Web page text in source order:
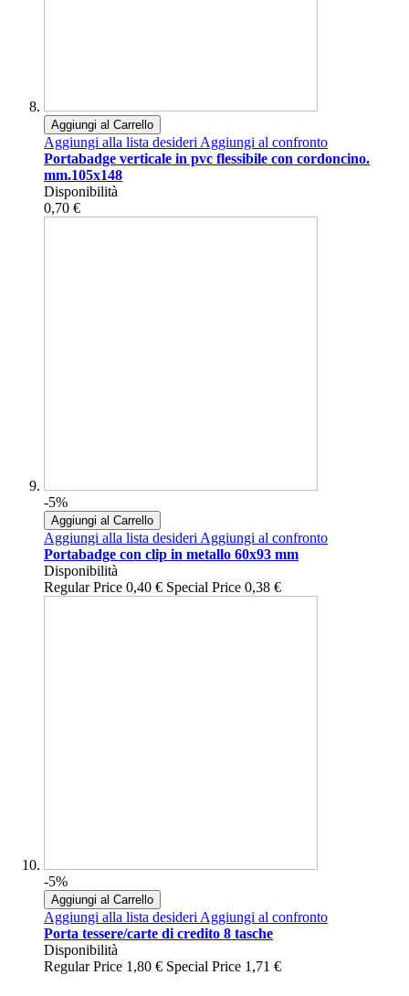
Aggiungi al Carrello
Aggiungi alla lista desideriAggiungi al confronto
Portabadge verticale in pvc flessibile con cordoncino.
mm.105x148
Disponibilità
0,70 €
-5%
Aggiungi al Carrello
Aggiungi alla lista desideriAggiungi al confronto
Portabadge con clip in metallo 60x93 mm
Disponibilità
Regular Price 0,40 € Special Price 0,38 €
-5%
Aggiungi al Carrello
Aggiungi alla lista desideriAggiungi al confronto
Porta tessere/carte di credito 8 tasche
Disponibilità
Regular Price 1,80 € Special Price 1,71 €